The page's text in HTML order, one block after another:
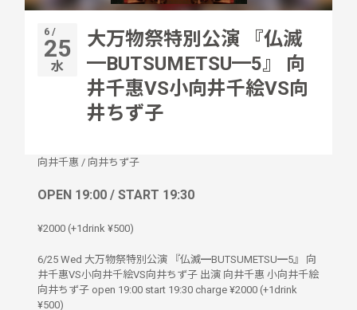
6 /
25
水
大万物祭特別公演 『仏滅
━BUTSUMETSU━5』 向
井千惠VS小向井千絵VS向
井ちず子
向井千惠 / 向井ちず子
OPEN 19:00 / START 19:30
¥2000 (+1drink ¥500)
6/25 Wed 大万物祭特別公演 『仏滅━BUTSUMETSU━5』 向
井千惠VS小向井千絵VS向井ちず子 出演 向井千惠 小向井千絵
向井ちず子 open 19:00 start 19:30 charge ¥2000 (+1drink
¥500)